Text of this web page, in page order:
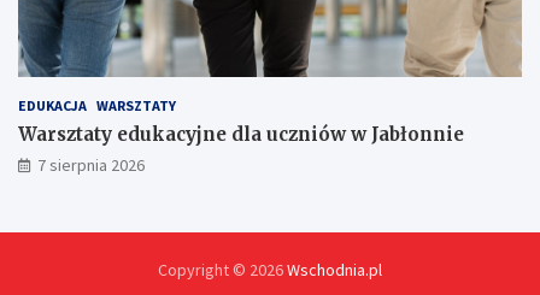
EDUKACJA WARSZTATY
Warsztaty edukacyjne dla uczniów w Jabłonnie
7 sierpnia 2026
Copyright © 2026Wschodnia.pl